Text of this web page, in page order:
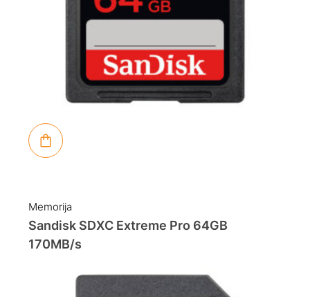
Memorija
Sandisk SDXC Extreme Pro 64GB
170MB/s